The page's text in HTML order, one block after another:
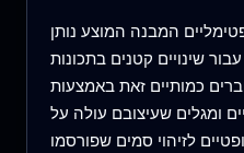
המבנה המוצע נותן
שינויים קטנים בתכונות
כמותיים זאת באמצעות
ומגלים שעיצובם עולה על
לזיהוי סמים שפורסמו